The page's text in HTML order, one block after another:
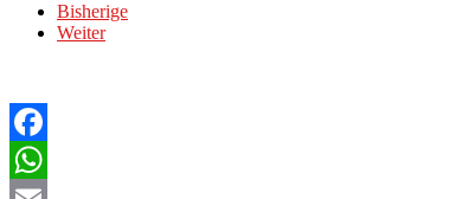
Bisherige
Weiter
Facebook